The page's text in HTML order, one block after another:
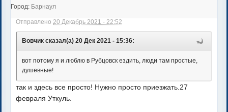
Город: Барнаул
Отправлено 20 Декабрь 2021 - 22:52
Вовчик сказал(а) 20 Дек 2021 - 15:36:
вот потому я и люблю в Рубцовск ездить, люди там простые,
душевные!
так и здесь все просто! Нужно просто приезжать.27
февраля Уткуль.